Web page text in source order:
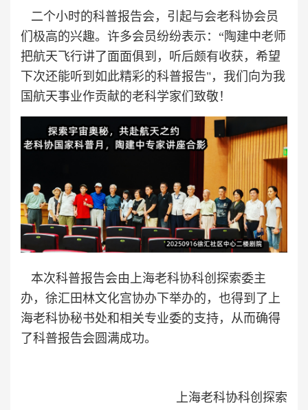
二个小时的科普报告会，引起与会老科协会员
们极高的兴趣。许多会员纷纷表示：“陶建中老师
把航天飞行讲了面面俱到，听后颇有收获，希望
下次还能听到如此精彩的科普报告"，我们向为我
国航天事业作贡献的老科学家们致敬！
本次科普报告会由上海老科协科创探索委主
办，徐汇田林文化宫协办下举办的，也得到了上
海老科协秘书处和相关专业委的支持，从而确得
了科普报告会圆满成功。
上海老科协科创探索